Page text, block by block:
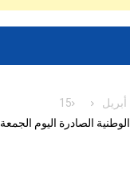
أبريل
15
الصادرة اليوم الجمعة